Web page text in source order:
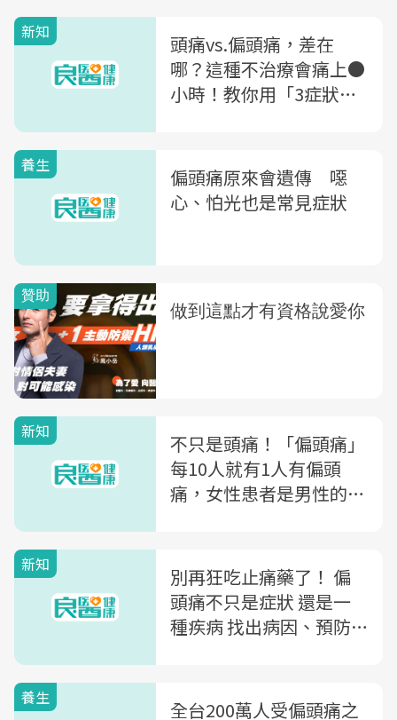
新知
頭痛vs.偏頭痛，差在
哪？這種不治療會痛上●
小時！教你用「3症狀」
養生
偏頭痛原來會遺傳 噁
心、怕光也是常見症狀
新知
不只是頭痛！「偏頭痛」
每10人就有1人有偏頭
痛，女性患者是男性的三
新知
別再狂吃止痛藥了！ 偏
頭痛不只是症狀 還是一
種疾病 找出病因、預防
養生 全台200萬人受偏頭痛之